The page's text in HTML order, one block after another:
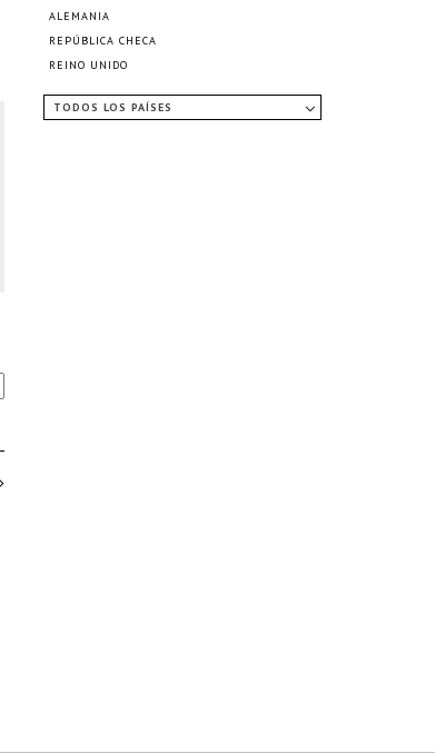
ALEMANIA
REPÚBLICA CHECA
REINO UNIDO
TODOS LOS PAÍSES